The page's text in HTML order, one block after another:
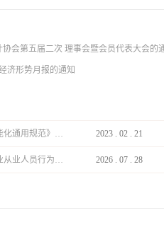
会第五届二次 理事会暨会员代表大会的
济形势月报的通知
2022公益宣贯的通知 2023 . 02 . 21
升指引（2026版）》宣贯活动的通知 2026 . 07 . 28